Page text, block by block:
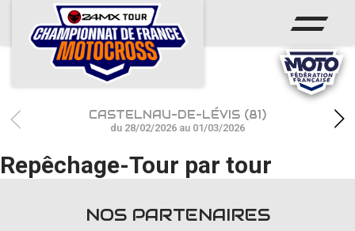
ACCUEIL
ACTUS
CALENDRIER
RÉSULTATS
PHOTOS / WEB TV
CASTELNAU-DE-LÉVIS (81)
du 28/02/2026 au 01/03/2026
Repêchage-Tour par tour
NOS PARTENAIRES